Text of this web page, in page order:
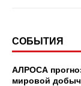
СОБЫТИЯ
АЛРОСА
мировой